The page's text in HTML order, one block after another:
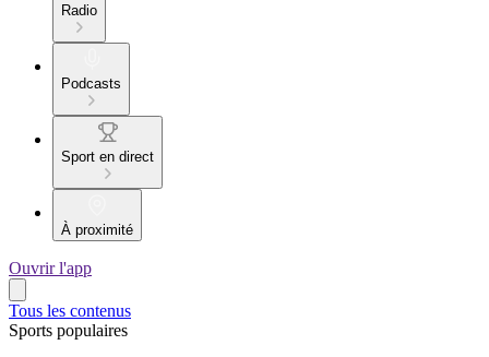
Radio
Podcasts
Sport en direct
À proximité
Ouvrir l'app
Tous les contenus
Sports populaires